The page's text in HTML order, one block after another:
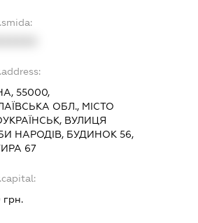
55000,
ОБЛ., МІСТО
ВУЛИЦЯ
НАРОДІВ, БУДИНОК 56,
67
грн.